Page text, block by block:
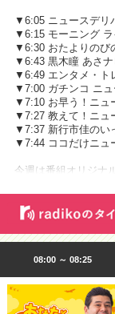
▼6:05 ニュースデリ
▼6:15 モーニング ラ
▼6:30 おたよりのび
▼6:43 黒木瞳 あさナ
▼6:49 エンタメ・ト
▼7:00 ガチンコ ニュ
▼7:10 お早う！ニュ
▼7:27 教えて！ニュ
▼7:37 新行市佳のい
▼7:44 ココだけニュ
今週は番組オリジナ
08:00 ～ 08:25